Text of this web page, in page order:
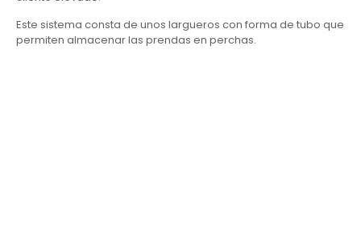
Este sistema consta de unos largueros con forma de tubo que
permiten almacenar las prendas en perchas.